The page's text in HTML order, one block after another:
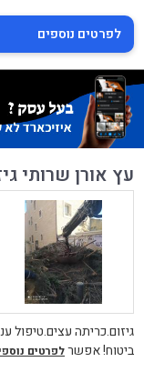
לפרטים נוספים
עץ אורן שרותי
גיזום.כריתה עצים.טיפול
ביטוח! אפשרלפרטים